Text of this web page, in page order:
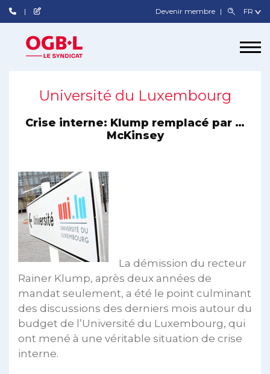
Devenir membre
Université du Luxembourg
Crise interne: Klump remplacé par …
McKinsey
La démission du recteur
Rainer Klump, après deux années de
mandat seulement, a été le point culminant
des discussions des derniers mois autour du
budget de l’Université du Luxembourg, qui
ont mené à une véritable situation de crise
interne.